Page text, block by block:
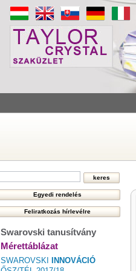
Swarovski tanusítvány
Mérettáblázat
SWAROVSKI
INNOVÁCIÓ